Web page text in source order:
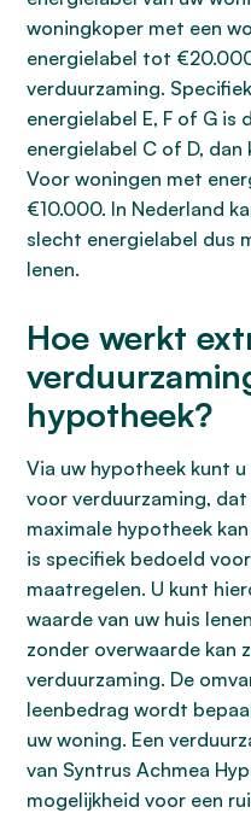
woningkoper met een
energielabel tot
verduurzaming.
energielabel E, F of G
energielabel C of D,
Voor woningen met
€10.000. In Nederland
slecht energielabel dus
lenen.
Hoe werkt
hypotheek?
Via uw hypotheek kunt
voor verduurzaming,
maximale hypotheek
is specifiek bedoeld
maatregelen. U kunt
waarde van uw huis
zonder overwaarde kan
verduurzaming. De
leenbedrag wordt
uw woning. Een
van Syntrus Achmea
mogelijkheid voor een